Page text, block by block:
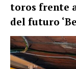
toros frente
del futuro